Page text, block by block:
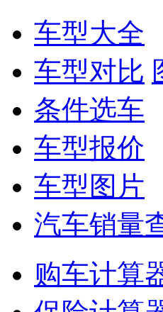
车型大全
车型对比
条件选车
车型报价
车型图片
汽车销量
购车计算